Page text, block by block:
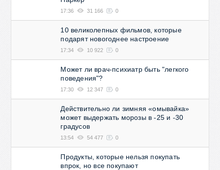
17:36 31 166 0
10 великолепных фильмов, которые
подарят новогоднее настроение
17:34 10 922 0
Может ли врач-психиатр быть "легкого
поведения"?
17:30 12 347 0
Действительно ли зимняя «омывайка»
может выдержать морозы в -25 и -30
градусов
13:54 54 477 0
Продукты, которые нельзя покупать
впрок, но все покупают